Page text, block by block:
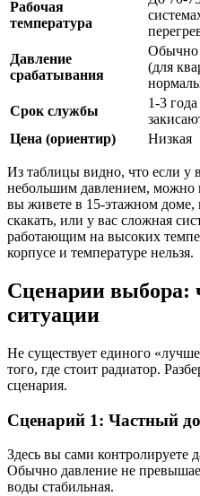
Рабочая
температура
Давление
срабатывания
Обычно
(для
Срок службы
1-3
Цена (ориентир)
Низкая
Из таблицы видно, что если у
небольшим давлением, можно
вы живете в 15-этажном доме,
скакать, или у вас сложная
работающим на высоких
корпусе и температуре нельзя.
Сценарии выбора:
ситуации
Не существует единого
того, где стоит радиатор.
сценария.
Сценарий 1: Частный
Здесь вы сами контролируете
Обычно давление не
воды стабильная.